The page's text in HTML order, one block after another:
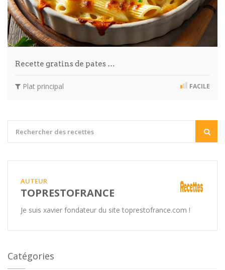
Recette gratins de pates …
Plat principal FACILE
AUTEUR
TOPRESTOFRANCE
Je suis xavier fondateur du site toprestofrance.com !
Catégories